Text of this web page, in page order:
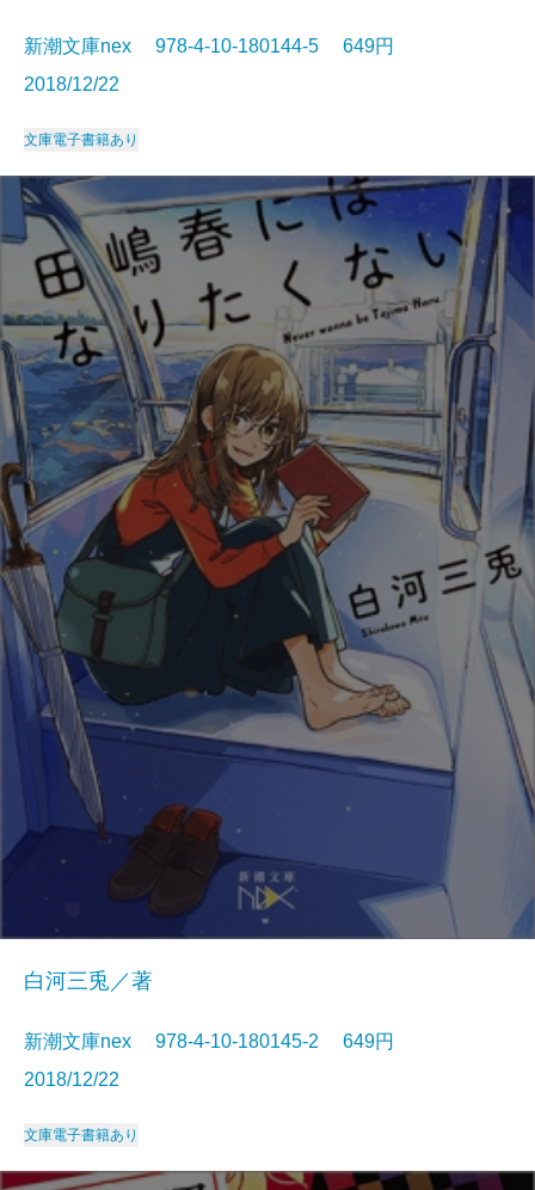
新潮文庫nex 978-4-10-180144-5 649円
2018/12/22
文庫電子書籍あり
白河三兎／著
新潮文庫nex 978-4-10-180145-2 649円
2018/12/22
文庫電子書籍あり